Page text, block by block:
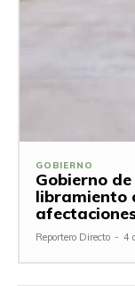
GOBIERNO
Gobierno
libramiento
Reportero Directo - 4